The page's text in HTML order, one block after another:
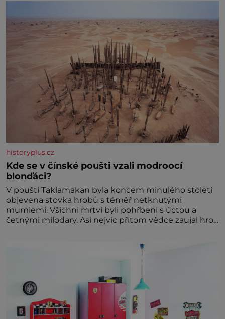
historyplus.cz
Kde se v čínské poušti vzali modroocí
blonďáci?
V poušti Taklamakan byla koncem minulého století
objevena stovka hrobů s téměř netknutými
mumiemi. Všichni mrtví byli pohřbeni s úctou a
četnými milodary. Asi nejvíc přitom vědce zaujal hrob
dávných lidí nesmírně dobře zachovalá, přičítají
odborníci zdejším klimatickým podmínkám. Sucho,